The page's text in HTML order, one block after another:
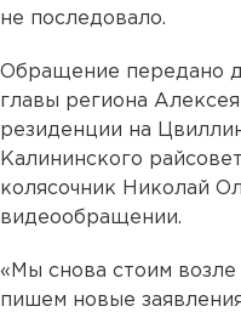
не последовало.
Обращение передано
главы региона
резиденции на
Калининского
колясочник Николай
видеообращении.
«Мы снова стоим
пишем новые